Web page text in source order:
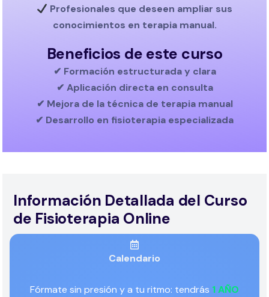
Profesionales que deseen ampliar sus
conocimientos en terapia manual.
Beneficios de este curso
✔ Formación estructurada y clara
✔ Aplicación directa en consulta
✔ Mejora de la técnica de terapia manual
✔ Desarrollo en fisioterapia especializada
Información Detallada del Curso
de Fisioterapia Online
Calendario
Fórmate sin presión y a tu ritmo: tendrás 1 AÑO